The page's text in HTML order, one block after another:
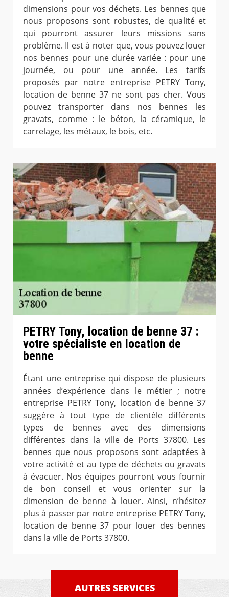
dimensions pour vos déchets. Les bennes que
nous proposons sont robustes, de qualité et
qui pourront assurer leurs missions sans
problème. Il est à noter que, vous pouvez louer
nos bennes pour une durée variée : pour une
journée, ou pour une année. Les tarifs
proposés par notre entreprise PETRY Tony,
location de benne 37 ne sont pas cher. Vous
pouvez transporter dans nos bennes les
gravats, comme : le béton, la céramique, le
carrelage, les métaux, le bois, etc.
PETRY Tony, location de benne 37 :
votre spécialiste en location de
benne
Étant une entreprise qui dispose de plusieurs
années d’expérience dans le métier ; notre
entreprise PETRY Tony, location de benne 37
suggère à tout type de clientèle différents
types de bennes avec des dimensions
différentes dans la ville de Ports 37800. Les
bennes que nous proposons sont adaptées à
votre activité et au type de déchets ou gravats
à évacuer. Nos équipes pourront vous fournir
de bon conseil et vous orienter sur la
dimension de benne à louer. Ainsi, n’hésitez
plus à passer par notre entreprise PETRY Tony,
location de benne 37 pour louer des bennes
dans la ville de Ports 37800.
AUTRES SERVICES